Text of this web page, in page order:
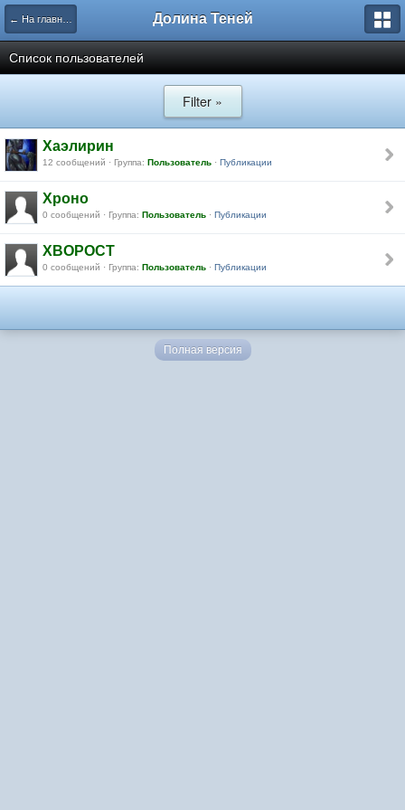
← На главную Долина Теней
Список пользователей
Filter »
Хаэлирин
12 сообщений · Группа: Пользователь · Публикации
Хроно
0 сообщений · Группа: Пользователь · Публикации
ХВОРОСТ
0 сообщений · Группа: Пользователь · Публикации
Полная версия